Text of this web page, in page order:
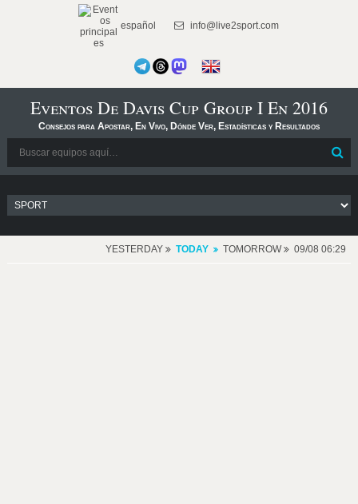
español info@live2sport.com
Eventos De Davis Cup Group I En 2016
Consejos para Apostar, En Vivo, Dónde Ver, Estadísticas y Resultados
YESTERDAY TODAY TOMORROW 09/08 06:29